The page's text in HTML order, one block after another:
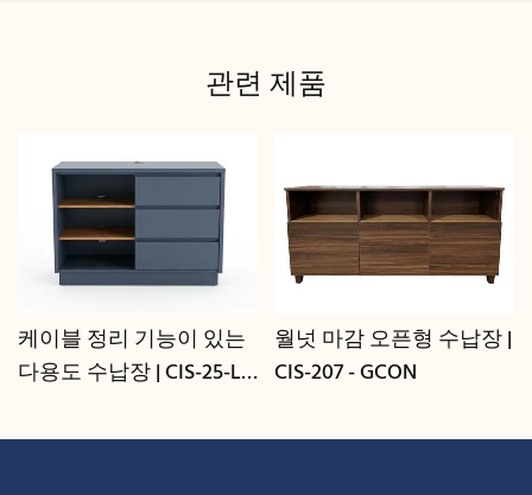
관련 제품
케이블 정리 기능이 있는
다용도 수납장 | CIS-25-L -
월넛 마감 오픈형 수납장 |
CIS-207 - GCON